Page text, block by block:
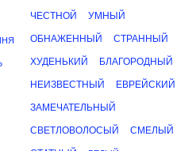
ЧЕСТНОЙ УМНЫЙ
ОБНАЖЕННЫЙ СТРАННЫЙ
ХУДЕНЬКИЙ БЛАГОРОДНЫЙ
НЕИЗВЕСТНЫЙ ЕВРЕЙСКИЙ
ЗАМЕЧАТЕЛЬНЫЙ
СВЕТЛОВОЛОСЫЙ СМЕЛЫЙ